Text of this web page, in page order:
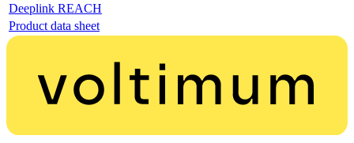
Deeplink REACH
Product data sheet